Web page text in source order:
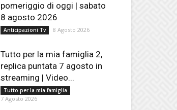
pomeriggio di oggi | sabato
8 agosto 2026
Anticipazioni Tv 8 Agosto 2026
Tutto per la mia famiglia 2,
replica puntata 7 agosto in
streaming | Video...
Tutto per la mia famiglia
7 Agosto 2026